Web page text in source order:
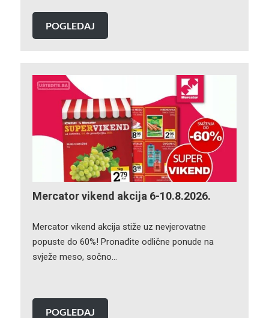
POGLEDAJ
Mercator vikend akcija 6-10.8.2026.
Mercator vikend akcija stiže uz nevjerovatne
popuste do 60%! Pronađite odlične ponude na
svježe meso, sočno…
POGLEDAJ